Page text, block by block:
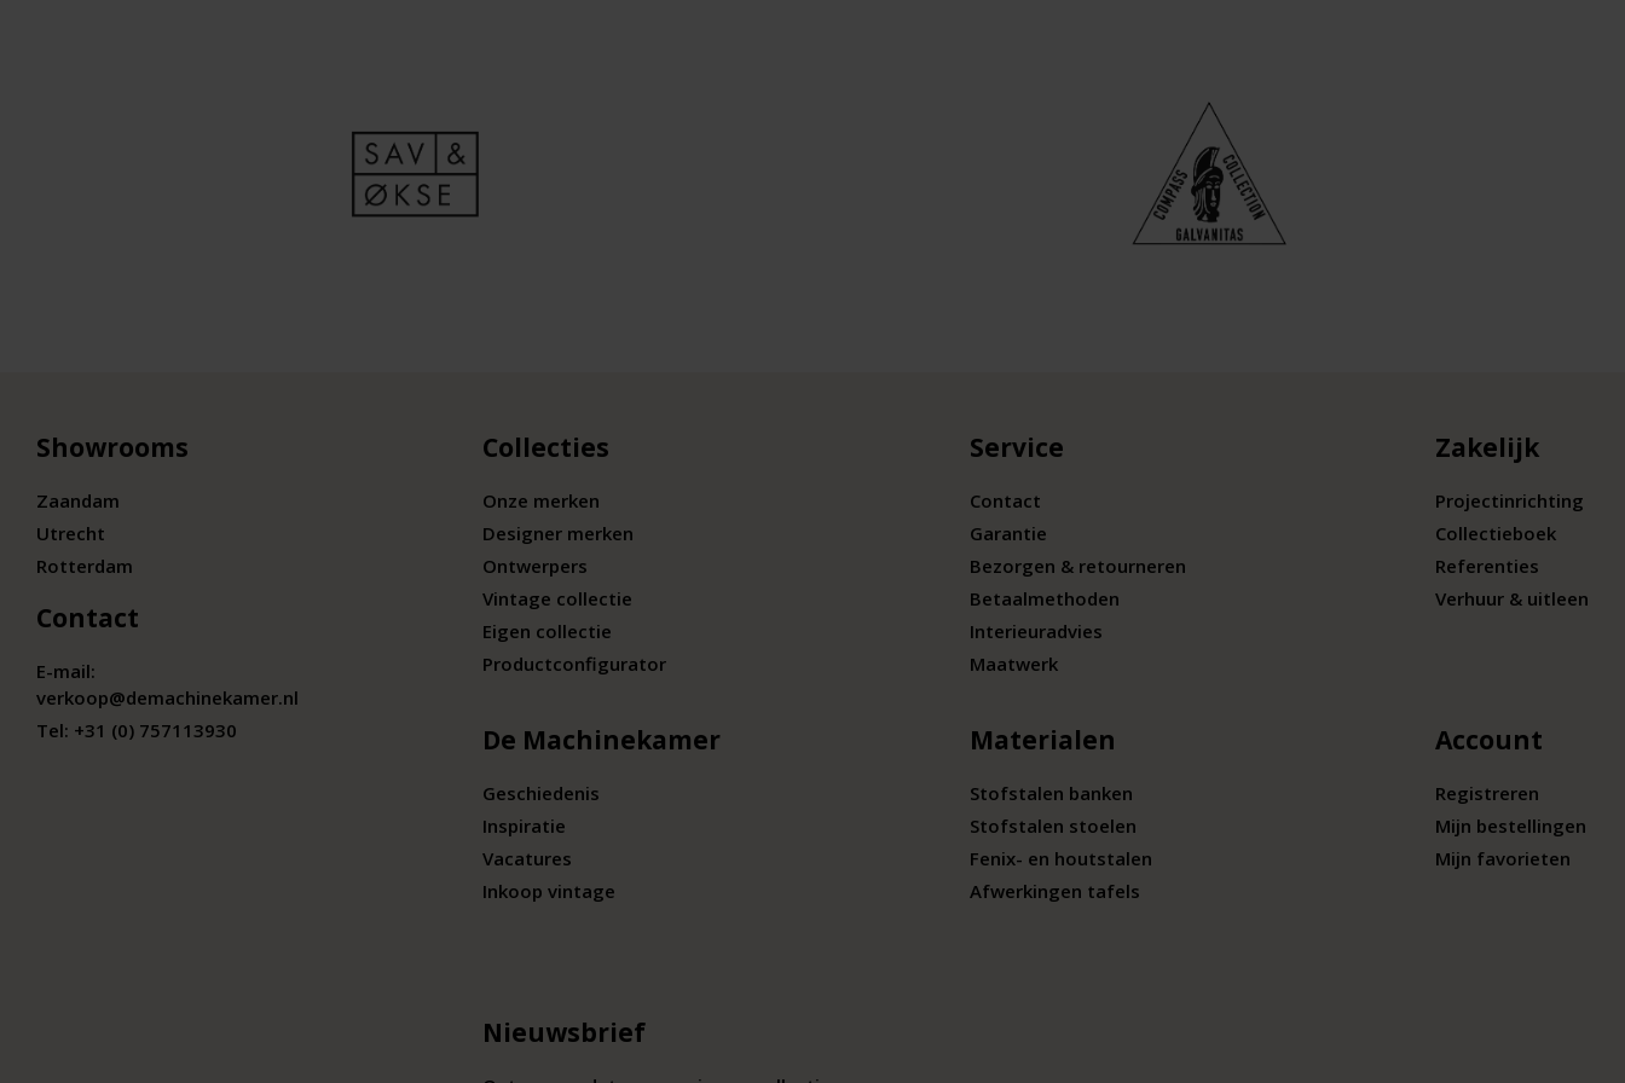
Showrooms
Zaandam
Utrecht
Rotterdam
Contact
E-mail:
verkoop@demachinekamer.nl
Tel: +31 (0) 757113930
Collecties
Onze merken
Designer merken
Ontwerpers
Vintage collectie
Eigen collectie
Productconfigurator
De Machinekamer
Geschiedenis
Inspiratie
Vacatures
Inkoop vintage
Service
Contact
Garantie
Bezorgen & retourneren
Betaalmethoden
Interieuradvies
Maatwerk
Materialen
Stofstalen banken
Stofstalen stoelen
Fenix- en houtstalen
Afwerkingen tafels
Zakelijk
Projectinrichting
Collectieboek
Referenties
Verhuur & uitleen
Account
Registreren
Mijn bestellingen
Mijn favorieten
Nieuwsbrief